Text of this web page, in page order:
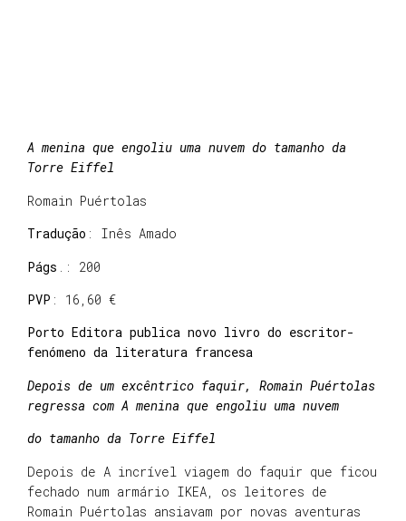
A menina que engoliu uma nuvem do tamanho da
Torre Eiffel
Romain Puértolas
Tradução : Inês Amado
Págs .: 200
PVP : 16,60 €
Porto Editora publica novo livro do escritor-
fenómeno da literatura francesa
Depois de um excêntrico faquir, Romain Puértolas
regressa com A menina que engoliu uma nuvem
do tamanho da Torre Eiffel
Depois de A incrível viagem do faquir que ficou
fechado num armário IKEA, os leitores de
Romain Puértolas ansiavam por novas aventuras